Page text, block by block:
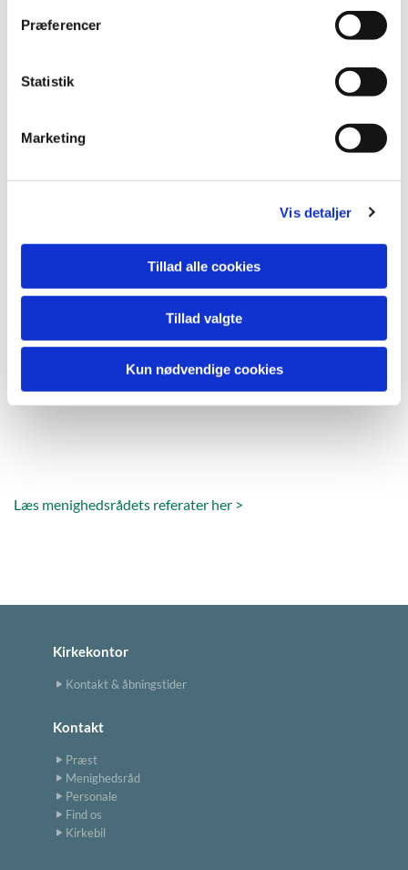
Præferencer
Statistik
Marketing
Vis detaljer
Tillad alle cookies
Tillad valgte
Kun nødvendige cookies
Du vil måske også kunne lide...
Læs menighedsrådets referater her >
Kirkekontor
Kontakt & åbningstider
Kontakt
Præst
Menighedsråd
Personale
Find os
Kirkebil